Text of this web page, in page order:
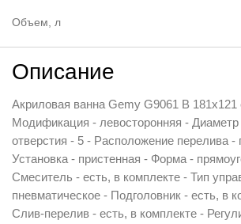
Объем, л
Описание
Акриловая ванна Gemy G9061 B 181x121
Модификация - левосторонняя - Диаметр
отверстия - 5 - Расположение перелива -
Установка - пристенная - Форма -
Смеситель - есть, в комплекте - Тип
пневматическое - Подголовник - есть, в
Слив-перелив - есть, в комплекте -